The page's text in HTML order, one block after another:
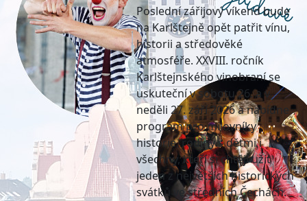
Poslední zářijový víkend bude
na Karlštejně opět patřit vínu,
historii a středověké
atmosféře. XXVIII. ročník
Karlštejnského vinobraní se
uskuteční v sobotu 26. a v
neděli 27. září 2026 a nabídne
program pro milovníky
historie, rodiny s dětmi i
všechny, kteří si chtějí užít
jeden z největších historických
svátků ve středních Čechách.